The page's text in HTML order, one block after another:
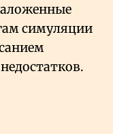
симуляции